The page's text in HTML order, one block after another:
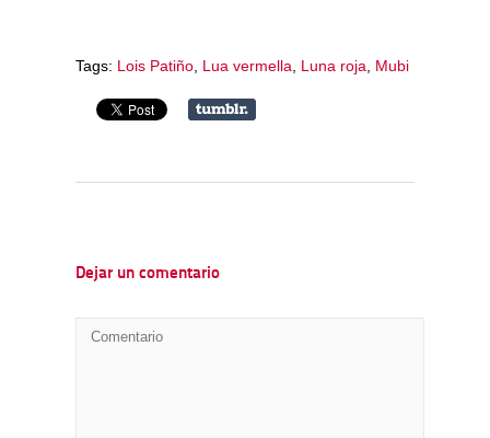
Tags: Lois Patiño Lua vermella Luna roja Mubi
Dejar un comentario